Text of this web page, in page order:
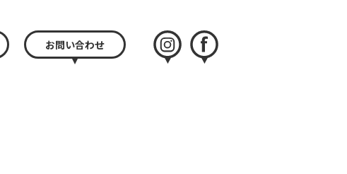
お問い合わせ